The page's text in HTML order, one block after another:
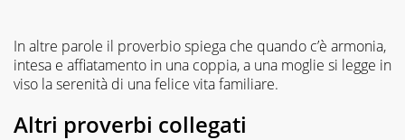
In altre parole il proverbio spiega che quando c’è armonia,
intesa e affiatamento in una coppia, a una moglie si legge in
viso la serenità di una felice vita familiare.
Altri proverbi collegati